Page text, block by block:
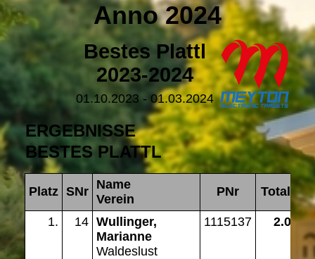
Anno 2024